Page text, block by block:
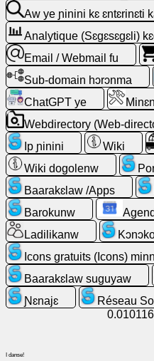
Wiki
Ladilikanw
Tulonkɛw
Aw
ye
ɲinini
kɛ
ɛntɛrinɛti
kan
Email
/
Webmail
fu
Aw ye ɲinini kɛ ɛntɛrinɛti
Analytique (Sɛgɛsɛgɛli)
Email / Webmail fu
Sub-domain hɔrɔnma
ChatGPT ye
Webdirectory (Web-
Ip ɲinini
Wiki
Wiki dogolenw
Baarakɛlaw /Apps
Barokunw
Ladilikanw
Icons gratuits (Icons)
Baarakɛlaw suguyaw
Ɲɛnajɛ
Réseau
I danse!